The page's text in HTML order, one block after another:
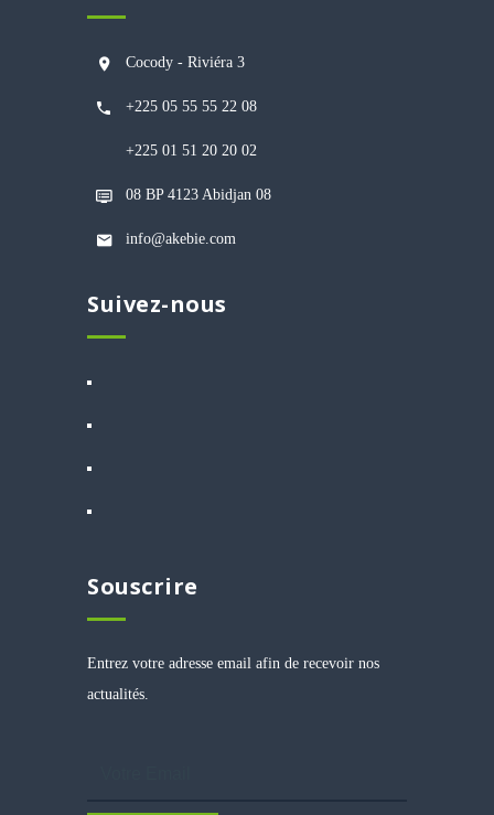
Cocody - Riviéra 3
+225 05 55 55 22 08
+225 01 51 20 20 02
08 BP 4123 Abidjan 08
info@akebie.com
Suivez-nous
Souscrire
Entrez votre adresse email afin de recevoir nos
actualités.